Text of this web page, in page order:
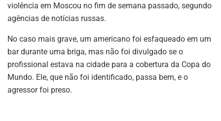
violência em Moscou no fim de semana passado, segundo
agências de notícias russas.
No caso mais grave, um americano foi esfaqueado em um
bar durante uma briga, mas não foi divulgado se o
profissional estava na cidade para a cobertura da Copa do
Mundo. Ele, que não foi identificado, passa bem, e o
agressor foi preso.